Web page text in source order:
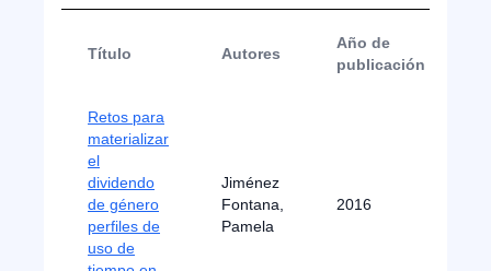
Título Autores
Año de
publicación
Retos para
materializar
el
dividendo
de género
perfiles de
uso de
Jiménez
Fontana,
Pamela
2016